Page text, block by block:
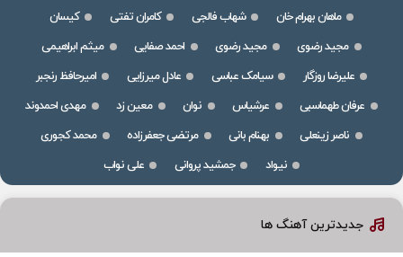
ماهان بهرام خان
شهاب فالجی کامران تفتی
کیسان
مجید رضوی
مجید رضوی احمد صفایی
میثم ابراهیمی
علیرضا روزگار
سیامک عباسی عادل میرزایی
امیرحافظ رنجبر
عرفان طهماسبی
عرشیاس نوان معین زد
مهدی احمدوند
ناصر زینعلی
بهنام بانی مرتضی جعفرزاده
محمد کجوری
نیواد
جمشید پروانی علی نواب
جدیدترین آهنگ ها